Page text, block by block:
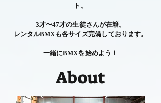
ト。
3才〜47才の生徒さんが在籍。
レンタルBMXも各サイズ完備しております。
一緒にBMXを始めよう！
About